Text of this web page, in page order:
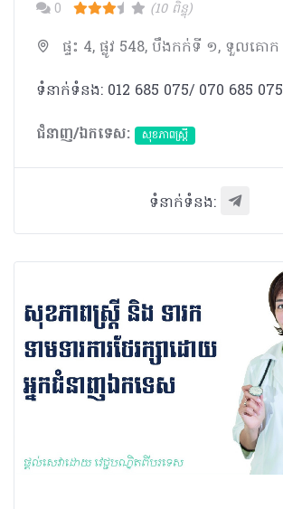
0 (10 ពិន្ទុ)
ផ្ទះ 4, ផ្លូវ 548, បឹងកក់ទី ១, ទួលគោក
ទំនាក់ទំនង: 012 685 075/ 070 685 075
ជំនាញ/ឯកទេស:
សុខភាពស្រ្តី
ទំនាក់ទំនង: